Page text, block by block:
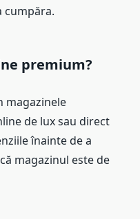
cumpăra.
premium?
magazinele
de lux sau direct
înainte de a
magazinul este de